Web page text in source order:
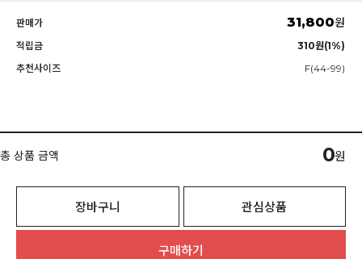
판매가 31,800원
적립금
310원(1%)
추천사이즈
F(44-99)
총 상품 금액 0원
장바구니 관심상품
구매하기